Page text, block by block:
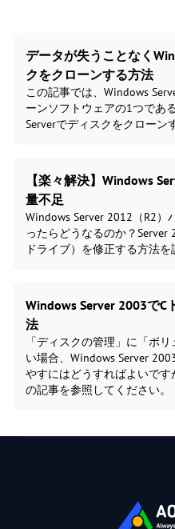
データが失うことなく
クをクローンする方法
この記事では、Windows
ーンソフトウェアの1つであ
Serverでディスクをクローン
【楽々解決】Windows
量不足
Windows Server 2012（R2
ったらどうなるのか？
ドライブ）を修正する方法を
Windows Server 2003で
法
「ディスクの管理」に「ボ
い場合、Windows Server
やすにはどうすればよいで
の記事を参照してください。